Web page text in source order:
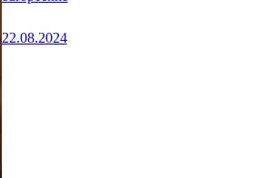
22.08.2024